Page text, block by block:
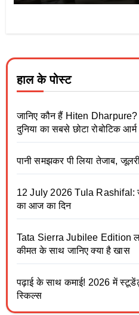
हाल के पोस्ट
जानिए कौन हैं Hiten Dharpure?
दुनिया का सबसे छोटा रोबोटिक आर्म
पानी समझकर पी लिया तेजाब,
12 July 2026 Tula Rashifal:
का आज का दिन
Tata Sierra Jubilee Edition
कीमत के साथ जानिए क्या है खास
पढ़ाई के साथ कमाई! 2026 में
स्किल्स